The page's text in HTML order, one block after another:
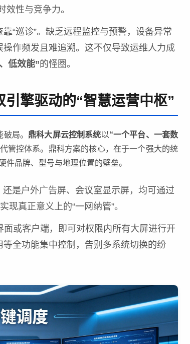
效性与竞争力。
“巡诊”。缺乏远程监控与预警，设备异常
作频发且难追溯。这不仅导致运维人力成
低效能”的怪圈。
擎驱动的“智慧运营中枢”
破局。鼎科大屏云控制系统以“一个平台、一套数
管控体系。鼎科方案的核心，在于一个强大的统
件品牌、型号与地理位置的壁垒。
是户外广告屏、会议室显示屏，均可通过
真正意义上的“一网纳管”。
或客户端，即可对权限内所有大屏进行开
全功能集中控制，告别多系统切换的纷